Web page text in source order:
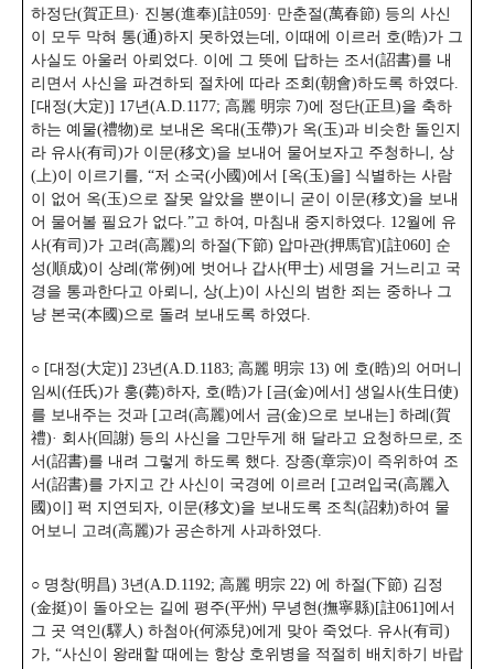
하정단(賀正旦)· 진봉(進奉)[註059]· 만춘절(萬春節) 등의 사신
이 모두 막혀 통(通)하지 못하였는데, 이때에 이르러 호(晧)가 그
사실도 아울러 아뢰었다. 이에 그 뜻에 답하는 조서(詔書)를 내
리면서 사신을 파견하되 절차에 따라 조회(朝會)하도록 하였다.
[대정(大定)] 17년(A.D.1177; 高麗 明宗 7)에 정단(正旦)을 축하
하는 예물(禮物)로 보내온 옥대(玉帶)가 옥(玉)과 비슷한 돌인지
라 유사(有司)가 이문(移文)을 보내어 물어보자고 주청하니, 상
(上)이 이르기를, “저 소국(小國)에서 [옥(玉)을] 식별하는 사람
이 없어 옥(玉)으로 잘못 알았을 뿐이니 굳이 이문(移文)을 보내
어 물어볼 필요가 없다.”고 하여, 마침내 중지하였다. 12월에 유
사(有司)가 고려(高麗)의 하절(下節) 압마관(押馬官)[註060] 순
성(順成)이 상례(常例)에 벗어나 갑사(甲士) 세명을 거느리고 국
경을 통과한다고 아뢰니, 상(上)이 사신의 범한 죄는 중하나 그
냥 본국(本國)으로 돌려 보내도록 하였다.
○ [대정(大定)] 23년(A.D.1183; 高麗 明宗 13) 에 호(晧)의 어머니
임씨(任氏)가 훙(薨)하자, 호(晧)가 [금(金)에서] 생일사(生日使)
를 보내주는 것과 [고려(高麗)에서 금(金)으로 보내는] 하례(賀
禮)· 회사(回謝) 등의 사신을 그만두게 해 달라고 요청하므로, 조
서(詔書)를 내려 그렇게 하도록 했다. 장종(章宗)이 즉위하여 조
서(詔書)를 가지고 간 사신이 국경에 이르러 [고려입국(高麗入
國)이] 퍽 지연되자, 이문(移文)을 보내도록 조칙(詔勅)하여 물
어보니 고려(高麗)가 공손하게 사과하였다.
○ 명창(明昌) 3년(A.D.1192; 高麗 明宗 22) 에 하절(下節) 김정
(金挺)이 돌아오는 길에 평주(平州) 무녕현(撫寧縣)[註061]에서
그 곳 역인(驛人) 하첨아(何添兒)에게 맞아 죽었다. 유사(有司)
가, “사신이 왕래할 때에는 항상 호위병을 적절히 배치하기 바랍